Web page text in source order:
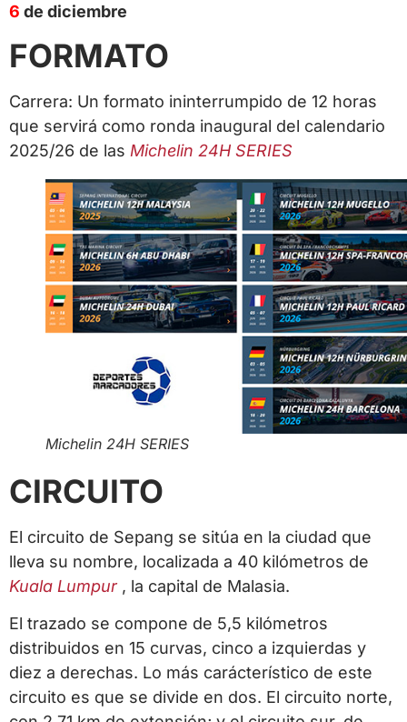
6 de diciembre
FORMATO
Carrera: Un formato ininterrumpido de 12 horas
que servirá como ronda inaugural del calendario
2025/26 de las Michelin 24H SERIES
Michelin 24H SERIES
CIRCUITO
El circuito de Sepang se sitúa en la ciudad que
lleva su nombre, localizada a 40 kilómetros de
Kuala Lumpur , la capital de Malasia.
El trazado se compone de 5,5 kilómetros
distribuidos en 15 curvas, cinco a izquierdas y
diez a derechas. Lo más carácterístico de este
circuito es que se divide en dos. El circuito norte,